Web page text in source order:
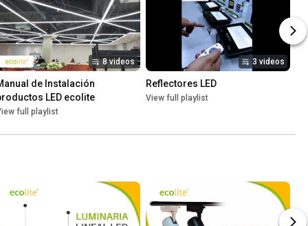
8 videos
de Instalación
LED ecolite
full playlist
3 videos
Reflectores LED
View full playlist